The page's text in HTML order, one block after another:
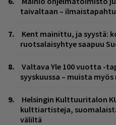
taivaltaan –
Kent mainittu, ja syystä:
ruotsalaisyhtye saapuu
Valtava Yle 100 vuotta -
syyskuussa – muista
Helsingin Kulttuuritalon
kulttiartisteja,
väliltä